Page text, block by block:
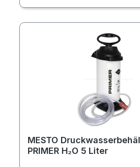
MESTO
PRIMER H₂O 5 Liter